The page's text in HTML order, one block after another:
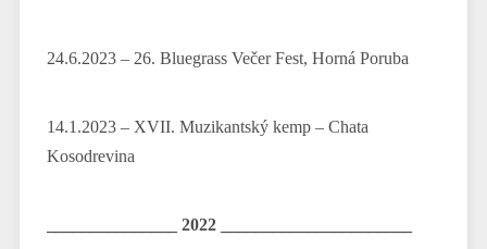
24.6.2023 – 26. Bluegrass Večer Fest, Horná Poruba
14.1.2023 – XVII. Muzikantský kemp – Chata
Kosodrevina
_______________ 2022 ______________________